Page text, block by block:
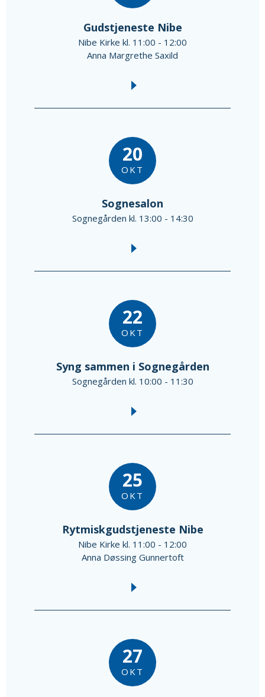
Gudstjeneste Nibe
Nibe Kirke kl. 11:00 - 12:00
Anna Margrethe Saxild
20
OKT
Sognesalon
Sognegården kl. 13:00 - 14:30
22
OKT
Syng sammen i Sognegården
Sognegården kl. 10:00 - 11:30
25
OKT
Rytmiskgudstjeneste Nibe
Nibe Kirke kl. 11:00 - 12:00
Anna Døssing Gunnertoft
27
OKT